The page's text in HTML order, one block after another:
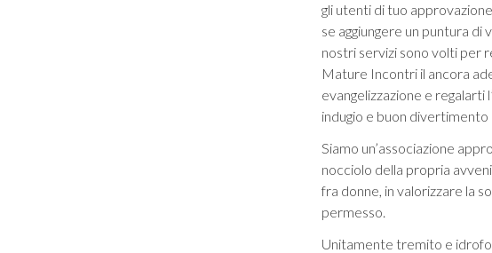
gli utenti di tuo
se aggiungere un puntura di
nostri servizi sono volti per
Mature Incontri il ancora
evangelizzazione e regalarti
indugio e buon
Siamo un’associazione
nocciolo della propria
fra donne, in valorizzare la
permesso.
Unitamente tremito e